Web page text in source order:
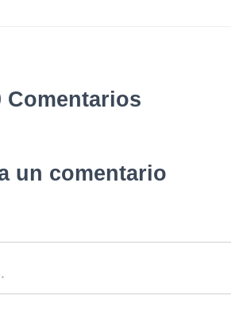
Comentarios
un comentario
*